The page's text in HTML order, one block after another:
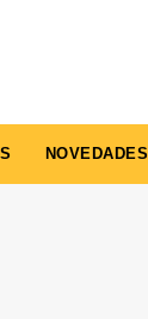
NOVEDADES